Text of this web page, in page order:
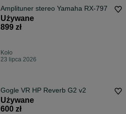
Amplituner stereo Yamaha RX-797
Używane
899 zł
Koło
23 lipca 2026
Gogle VR HP Reverb G2 v2
Używane
600 zł